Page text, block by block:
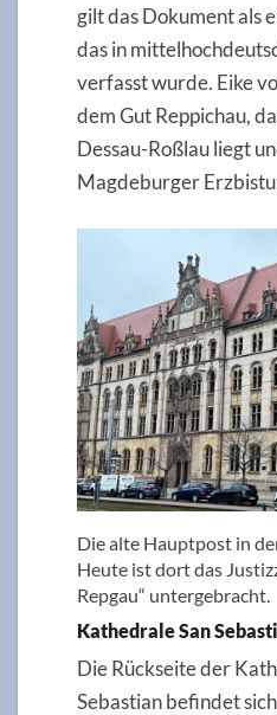
gilt das Dokument als
das in
verfasst wurde. Eike
dem Gut Reppichau,
Dessau-Roßlau liegt
Magdeburger
Die alte Hauptpost in
Heute ist dort das
Repgau“ untergebracht.
Kathedrale San
Die Rückseite der
Sebastian befindet